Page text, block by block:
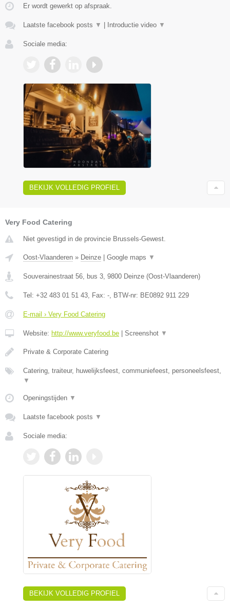
Er wordt gewerkt op afspraak.
Laatste facebook posts ▼ Introductie video ▼
Sociale media:
BEKIJK VOLLEDIG PROFIEL
Very Food Catering
Niet gevestigd in de provincie Brussels-Gewest.
Oost-Vlaanderen » Deinze Google maps ▼
Souverainestraat 56, bus 3, 9800 Deinze (Oost-Vlaanderen)
Tel: +32 483 01 51 43, Fax: -, BTW-nr: BE0892 911 229
E-mail › Very Food Catering
Website: http://www.veryfood.be Screenshot ▼
Private & Corporate Catering
Catering, traiteur, huwelijksfeest, communiefeest, personeelsfeest,
▼
Openingstijden ▼
Laatste facebook posts ▼
Sociale media:
BEKIJK VOLLEDIG PROFIEL